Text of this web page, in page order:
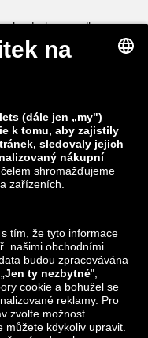
zalando-lounge.dk
zalando-lounge.pl
zalando-lounge.sk
zalando-lounge.hr
zalando-lounge.ee
zalando-lounge.no